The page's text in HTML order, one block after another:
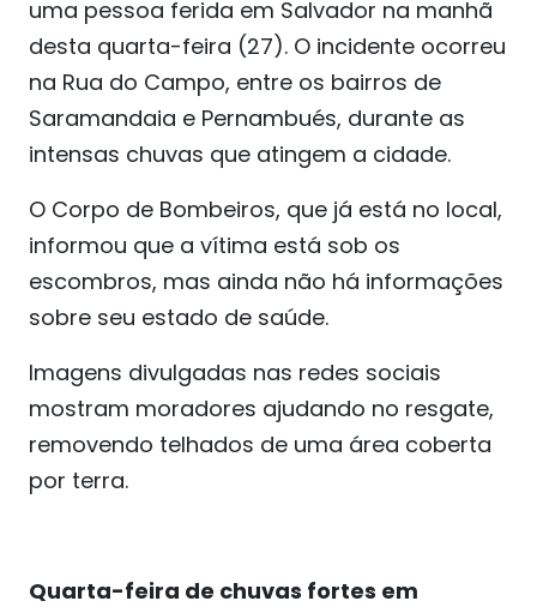
uma pessoa ferida em Salvador na manhã
desta quarta-feira (27). O incidente ocorreu
na Rua do Campo, entre os bairros de
Saramandaia e Pernambués, durante as
intensas chuvas que atingem a cidade.
O Corpo de Bombeiros, que já está no local,
informou que a vítima está sob os
escombros, mas ainda não há informações
sobre seu estado de saúde.
Imagens divulgadas nas redes sociais
mostram moradores ajudando no resgate,
removendo telhados de uma área coberta
por terra.
Quarta-feira de chuvas fortes em